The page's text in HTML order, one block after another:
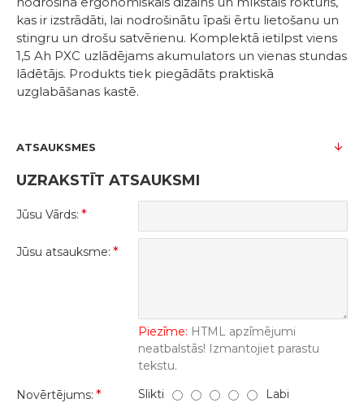
kas ir izstrādāti, lai nodrošinātu īpaši ērtu lietošanu un
stingru un drošu satvērienu. Komplektā ietilpst viens
1,5 Ah PXC uzlādējams akumulators un vienas stundas
lādētājs. Produkts tiek piegādāts praktiskā
uzglabāšanas kastē.
ATSAUKSMES
UZRAKSTĪT ATSAUKSMI
Jūsu Vārds:
Jūsu atsauksme:
Piezīme: HTML apzīmējumi
neatbalstās! Izmantojiet parastu
tekstu.
Novērtējums:
Slikti Labi